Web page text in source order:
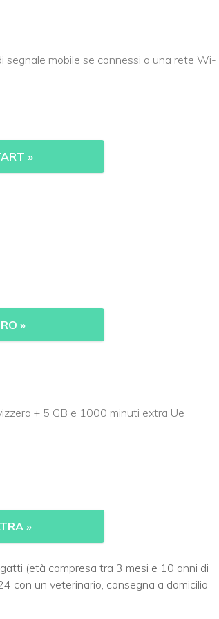
mobile se connessi a una rete Wi-
»
»
+ 5 GB e 1000 minuti extra Ue
»
(età compresa tra 3 mesi e 10 anni di
con un veterinario, consegna a domicilio